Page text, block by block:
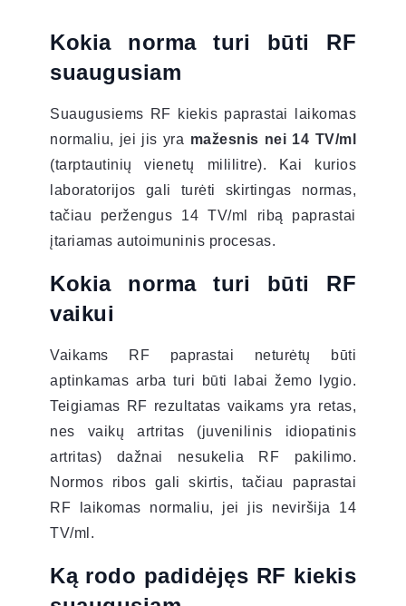
Kokia norma turi būti RF
suaugusiam
Suaugusiems RF kiekis paprastai laikomas
normaliu, jei jis yra mažesnis nei 14 TV/ml
(tarptautinių vienetų mililitre). Kai kurios
laboratorijos gali turėti skirtingas normas,
tačiau peržengus 14 TV/ml ribą paprastai
įtariamas autoimuninis procesas.
Kokia norma turi būti RF
vaikui
Vaikams RF paprastai neturėtų būti
aptinkamas arba turi būti labai žemo lygio.
Teigiamas RF rezultatas vaikams yra retas,
nes vaikų artritas (juvenilinis idiopatinis
artritas) dažnai nesukelia RF pakilimo.
Normos ribos gali skirtis, tačiau paprastai
RF laikomas normaliu, jei jis neviršija 14
TV/ml.
Ką rodo padidėjęs RF kiekis